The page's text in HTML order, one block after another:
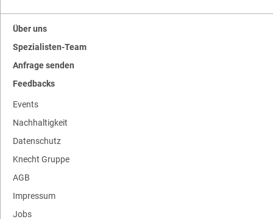
Über uns
Spezialisten-Team
Anfrage senden
Feedbacks
Events
Nachhaltigkeit
Datenschutz
Knecht Gruppe
AGB
Impressum
Jobs